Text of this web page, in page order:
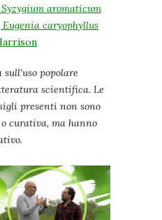
Syzygium aromaticum
Eugenia caryophyllus
popolare
scientifica. Le
presenti non sono
curativa, ma hanno